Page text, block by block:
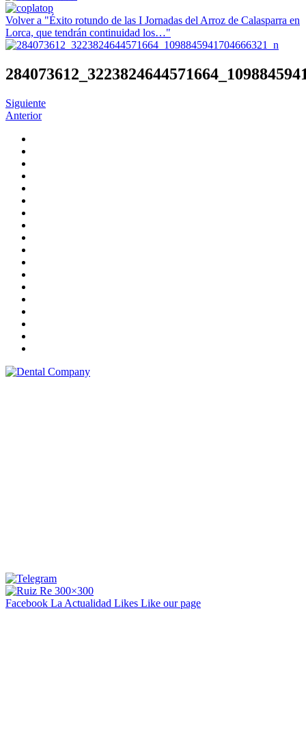
Volver a "Éxito rotundo de las I Jornadas del Arroz de Calasparra en
Lorca, que tendrán continuidad los…"
Siguiente
Anterior
Facebook La Actualidad Likes Like our page